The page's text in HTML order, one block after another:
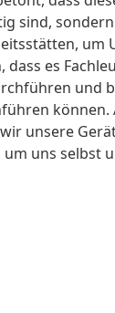
sind,
um
dass es
und
können.
unsere
uns selbst